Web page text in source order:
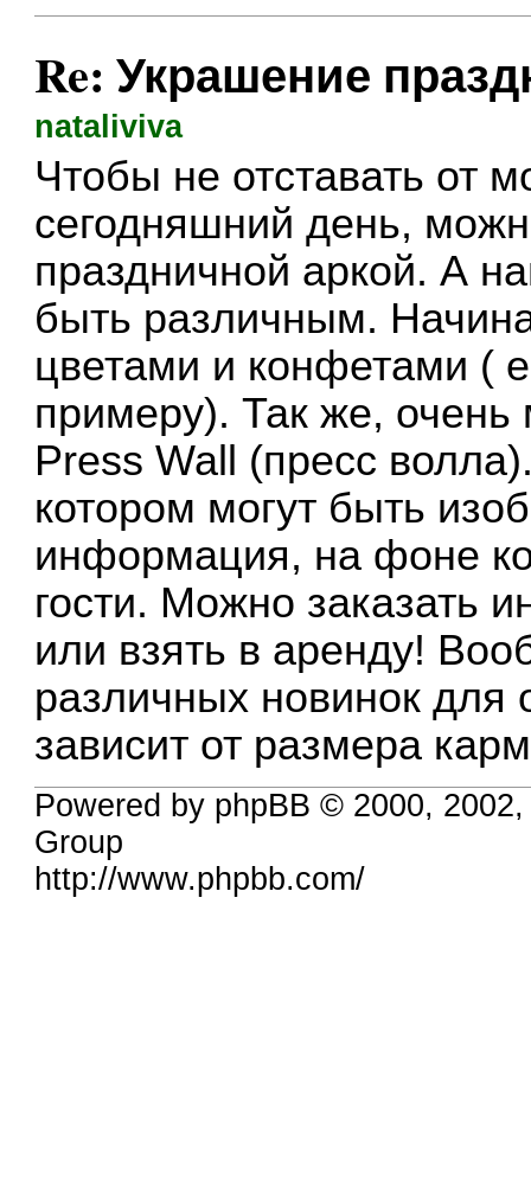
Re: Украшение
nataliviva
Чтобы не отставать от
сегодняшний день,
праздничной аркой. А
быть различным.
цветами и конфетами (
примеру). Так же,
Press Wall (пресс
котором могут быть
информация, на фоне
гости. Можно заказать
или взять в аренду!
различных новинок
зависит от размера
Powered by phpBB © 2000,
Group
http://www.phpbb.com/